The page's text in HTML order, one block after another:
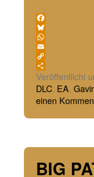
Facebook
Bluesky
WhatsApp
Email
Copy
Link
Teilen
Veröffentlicht
DLC, EA,
einen
BIG